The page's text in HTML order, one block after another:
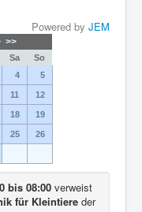
Powered by JEM
>>
Sa
So
4 5
11 12
18 19
25 26
bis 08:00 verweist
für Kleintiere der